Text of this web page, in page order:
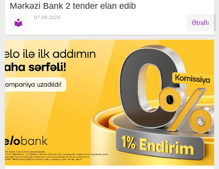
Mərkəzi Bank 2 tender elan edib
07.08.2026
Ətraflı